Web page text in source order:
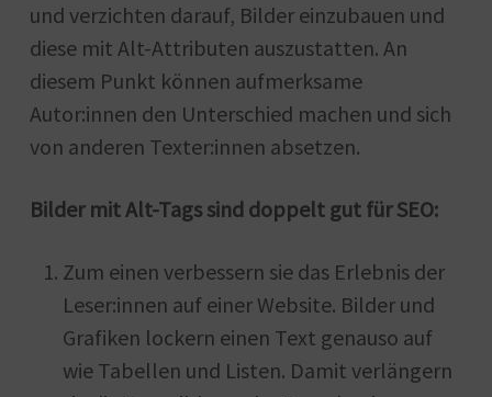
und verzichten darauf, Bilder einzubauen und
diese mit Alt-Attributen auszustatten. An
diesem Punkt können aufmerksame
Autor:innen den Unterschied machen und sich
von anderen Texter:innen absetzen.
Bilder mit Alt-Tags sind doppelt gut für SEO:
Zum einen verbessern sie das Erlebnis der
Leser:innen auf einer Website. Bilder und
Grafiken lockern einen Text genauso auf
wie Tabellen und Listen. Damit verlängern